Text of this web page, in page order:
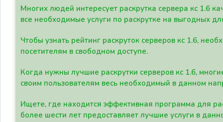
Многих людей интересует раскрутка сервера кс 1.6
все необходимые услуги по раскрутке на выгодных
Чтобы узнать рейтинг раскруток серверов кс 1.6,
посетителям в свободном доступе.
Когда нужны лучшие раскрутки серверов кс 1.6,
своим пользователям весь необходимый в данном
Ищете, где находится эффективная программа для
более шести лет предоставляет лучшие услуги в